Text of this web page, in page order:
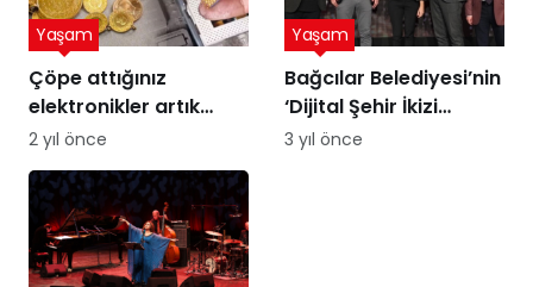
Çöpe attığınız
elektronikler artık
altına dönüşebilir!
Üstelik peynir altı
suyuyla
Yaşam
2 yıl önce
Bağcılar Belediyesi’nin
‘Dijital Şehir İkizi
Sürdürülebilir Şehir
Yaşam
3 yıl önce